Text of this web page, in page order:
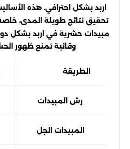
اربد بشكل احترافي. هذه
تحقيق نتائج طويلة المدى،
مبيدات حشرية في اربد بشكل
وقائية تمنع ظهور
الطريقة
رش المبيدات
المبيدات الجل